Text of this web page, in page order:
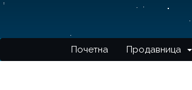
Почетна Продавница